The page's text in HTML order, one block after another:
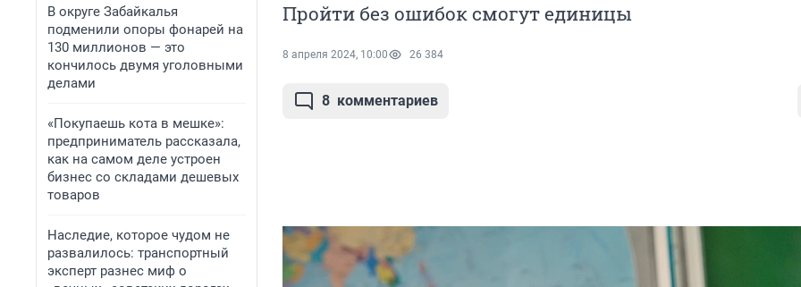
В округе Забайкалья
подменили опоры фонарей на
130 миллионов — это
кончилось двумя уголовными
делами
«Покупаешь кота в мешке»:
предприниматель рассказала,
как на самом деле устроен
бизнес со складами дешевых
товаров
Наследие, которое чудом не
развалилось: транспортный
эксперт разнес миф о
Пройти без ошибок смогут единицы
8 апреля 2024, 10:00 26 384
8 комментариев